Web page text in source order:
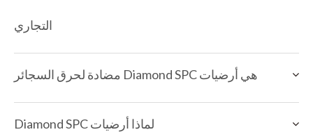
التجاري
هي أرضيات Diamond SPC مضادة لحرق السجائر
لماذا أرضيات Diamond SPC